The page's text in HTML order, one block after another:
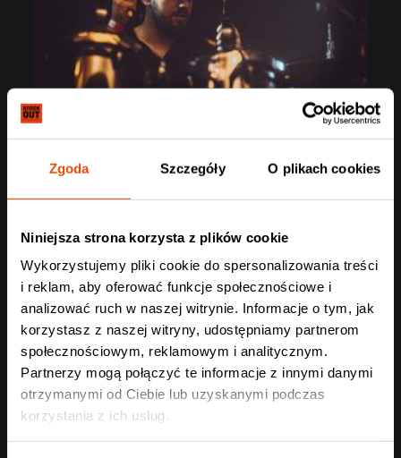
Zgoda Szczegóły O plikach cookies
Niniejsza strona korzysta z plików cookie
Wykorzystujemy pliki cookie do spersonalizowania treści
i reklam, aby oferować funkcje społecznościowe i
analizować ruch w naszej witrynie. Informacje o tym, jak
korzystasz z naszej witryny, udostępniamy partnerom
społecznościowym, reklamowym i analitycznym.
Partnerzy mogą połączyć te informacje z innymi danymi
otrzymanymi od Ciebie lub uzyskanymi podczas
korzystania z ich usług.